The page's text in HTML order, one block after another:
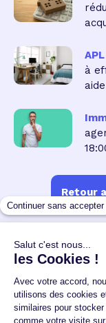
à
Retour
Un crédit
Vérifiez vos